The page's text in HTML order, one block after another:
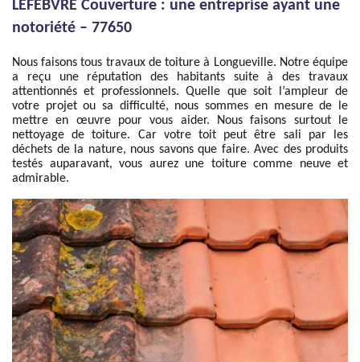
LEFEBVRE Couverture : une entreprise ayant une
notoriété – 77650
Nous faisons tous travaux de toiture à Longueville. Notre équipe
a reçu une réputation des habitants suite à des travaux
attentionnés et professionnels. Quelle que soit l’ampleur de
votre projet ou sa difficulté, nous sommes en mesure de le
mettre en œuvre pour vous aider. Nous faisons surtout le
nettoyage de toiture. Car votre toit peut être sali par les
déchets de la nature, nous savons que faire. Avec des produits
testés auparavant, vous aurez une toiture comme neuve et
admirable.